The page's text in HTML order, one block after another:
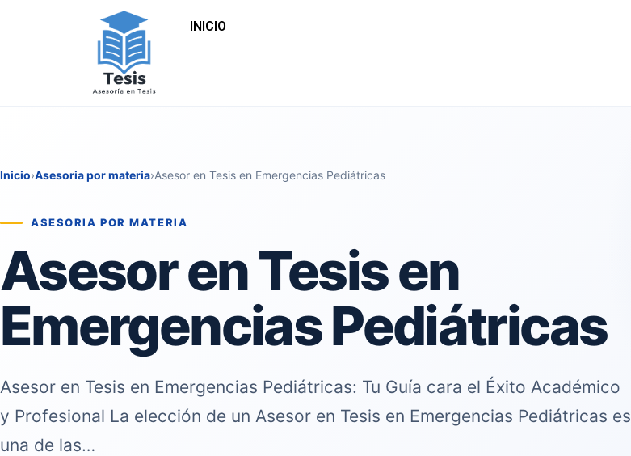
INICIO
Inicio›Asesoria por materia›Asesor en Tesis en Emergencias Pediátricas
ASESORIA POR MATERIA
Asesor en Tesis en
Emergencias Pediátricas
Asesor en Tesis en Emergencias Pediátricas: Tu Guía cara el Éxito Académico
y Profesional La elección de un Asesor en Tesis en Emergencias Pediátricas es
una de las…